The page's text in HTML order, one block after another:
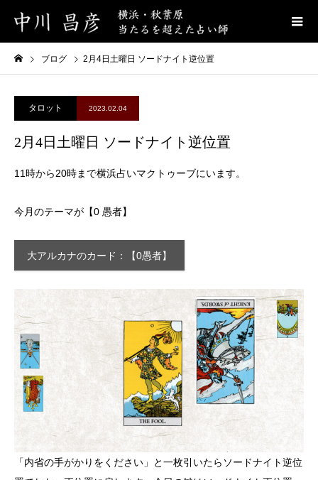
ブログ 2月4日土曜日 ソードナイト逆位置
タロット 2023.02.04
2月4日土曜日 ソードナイト逆位置
11時から20時まで横浜占いマクトゥーブにいます。
今月のテーマが【0 愚者】
大アルカナのカード：【0愚者】
「内省の手がかりをください」と一枚引いたらソードナイト逆位